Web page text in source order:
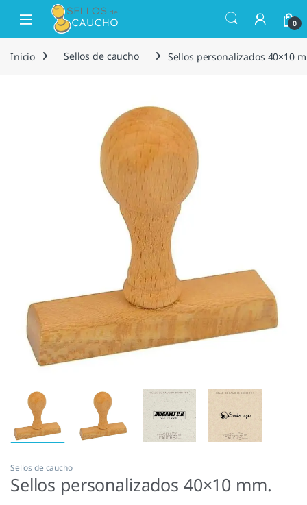
Saltar a la navegación
Saltar al contenido
Open 0
Inicio Sellos de caucho Sellos personalizados 40×10
Sellos de caucho
Sellos personalizados 40×10 mm.